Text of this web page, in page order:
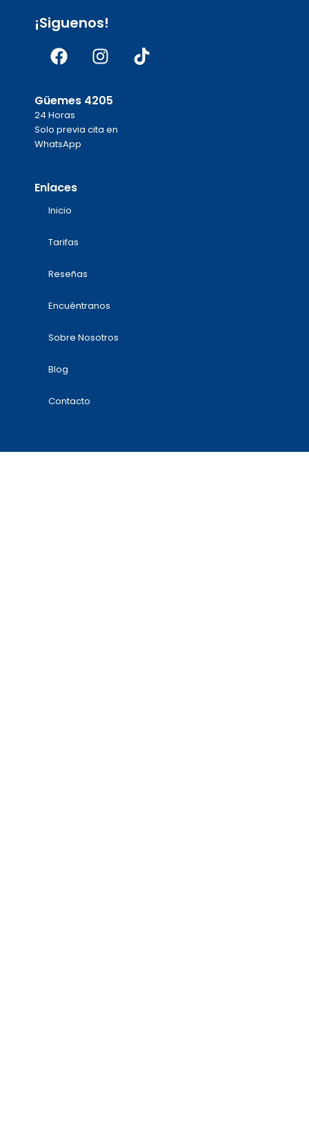
¡Siguenos!
Facebook
Instagram
Tiktok
Güemes 4205
24 Horas
Solo previa cita en
WhatsApp
Enlaces
Inicio
Tarifas
Reseñas
Encuéntranos
Sobre Nosotros
Blog
Contacto